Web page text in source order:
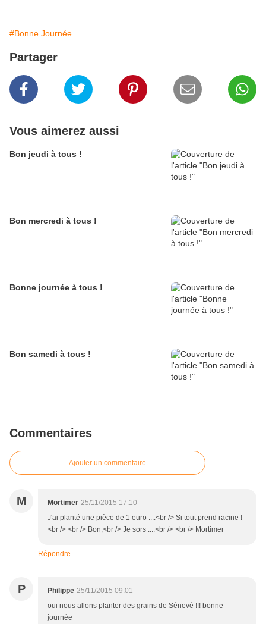
#Bonne Journée
Partager
Vous aimerez aussi
Bon jeudi à tous !
Bon mercredi à tous !
Bonne journée à tous !
Bon samedi à tous !
Commentaires
Ajouter un commentaire
M Mortimer 25/11/2015 17:10
J'ai planté une pièce de 1 euro ....<br /> Si tout prend racine !
<br /> <br /> Bon,<br /> Je sors ....<br /> <br /> Mortimer
Répondre
P Philippe 25/11/2015 09:01
oui nous allons planter des grains de Sénevé !!! bonne
journée